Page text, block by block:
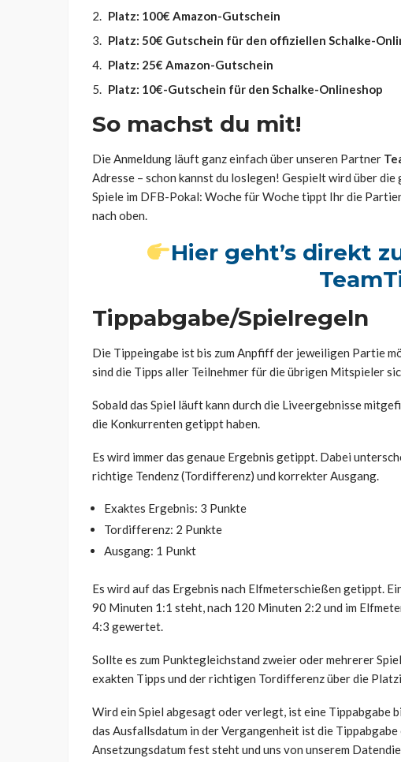
Platz: 100€ Amazon-Gutschein
Platz: 50€ Gutschein für den offiziellen Schalke-
Platz: 25€ Amazon-Gutschein
Platz: 10€-Gutschein für den Schalke-Onlineshop
So machst du mit!
Die Anmeldung läuft ganz einfach über unseren Partner
Adresse – schon kannst du loslegen! Gespielt wird über
Spiele im DFB-Pokal: Woche für Woche tippt Ihr die
nach oben.
Hier geht’s direkt
Tippabgabe/Spielregeln
Die Tippeingabe ist bis zum Anpfiff der jeweiligen Partie
sind die Tipps aller Teilnehmer für die übrigen Mitspieler
Sobald das Spiel läuft kann durch die Liveergebnisse
die Konkurrenten getippt haben.
Es wird immer das genaue Ergebnis getippt. Dabei
richtige Tendenz (Tordifferenz) und korrekter Ausgang.
Exaktes Ergebnis: 3 Punkte
Tordifferenz: 2 Punkte
Ausgang: 1 Punkt
Es wird auf das Ergebnis nach Elfmeterschießen getippt.
90 Minuten 1:1 steht, nach 120 Minuten 2:2 und im
4:3 gewertet.
Sollte es zum Punktegleichstand zweier oder mehrerer
exakten Tipps und der richtigen Tordifferenz über die
Wird ein Spiel abgesagt oder verlegt, ist eine Tippabgabe
das Ausfallsdatum in der Vergangenheit ist die
Ansetzungsdatum fest steht und uns von unserem